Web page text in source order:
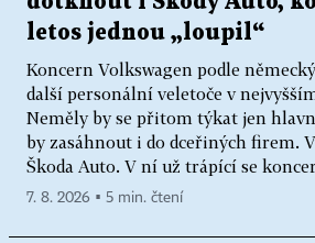
letos jednou „loupil“
Koncern Volkswagen podle
další personální veletoče v
Neměly by se přitom týkat jen
by zasáhnout i do dceřiných firem.
Škoda Auto. V ní už trápící se
7. 8. 2026 ▪ 5 min. čtení